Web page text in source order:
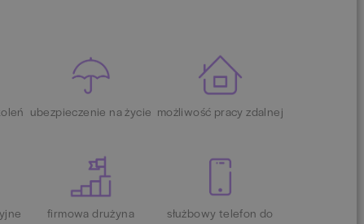
ubezpieczenie na życie możliwość pracy zdalnej
firmowa drużyna
służbowy telefon do